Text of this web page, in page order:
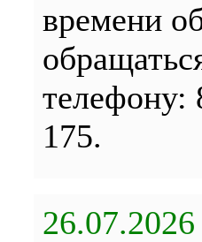
времени
телефону:
175.
26.07.2026